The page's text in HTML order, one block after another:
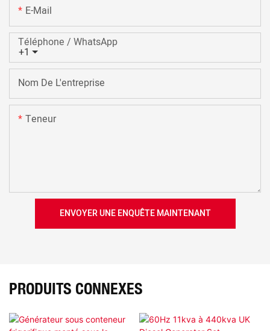
E-Mail
+1
Téléphone / WhatsApp
Nom De L'entreprise
Teneur
ENVOYER UNE ENQUÊTE MAINTENANT
PRODUITS CONNEXES